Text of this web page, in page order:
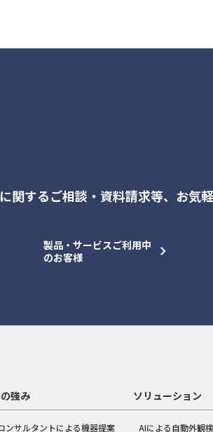
関するご相談・資料請求等、 お気
製品・サービスご利用中
のお客様
強み
ンサルタントによる機器提案
ソリューション
AIによる自動外観